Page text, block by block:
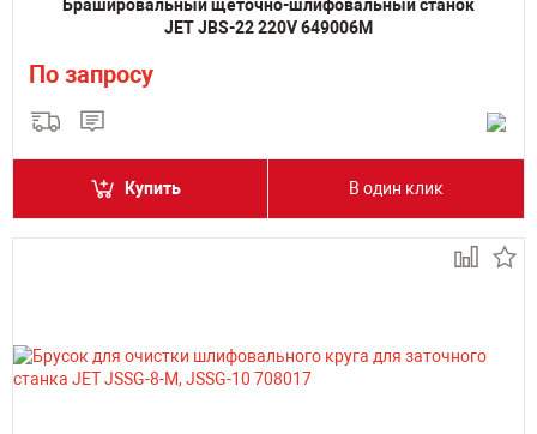
Брашировальный щеточно-шлифовальный станок
JET JBS-22 220V 649006M
По запросу
Купить В один клик